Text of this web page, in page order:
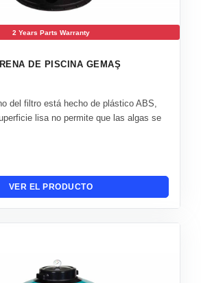
2 Years Parts Warranty
DE PISCINA GEMAŞ
del filtro está hecho de plástico ABS,
lisa no permite que las algas se
VER EL PRODUCTO